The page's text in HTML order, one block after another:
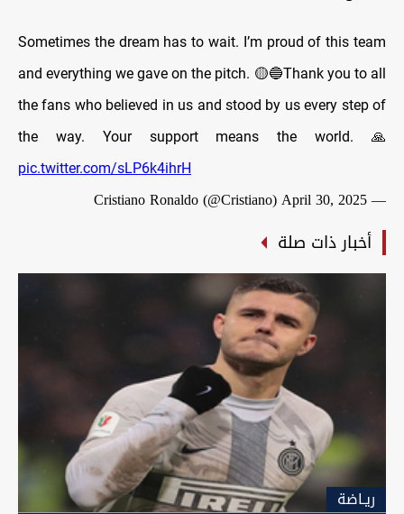
Sometimes the dream has to wait. I’m proud of this team
and everything we gave on the pitch. 🟡🔵Thank you to all
the fans who believed in us and stood by us every step of
the way. Your support means the world. 🙏
pic.twitter.com/sLP6k4ihrH
— Cristiano Ronaldo (@Cristiano)
April 30, 2025
أخبار ذات صلة
ريـاضة